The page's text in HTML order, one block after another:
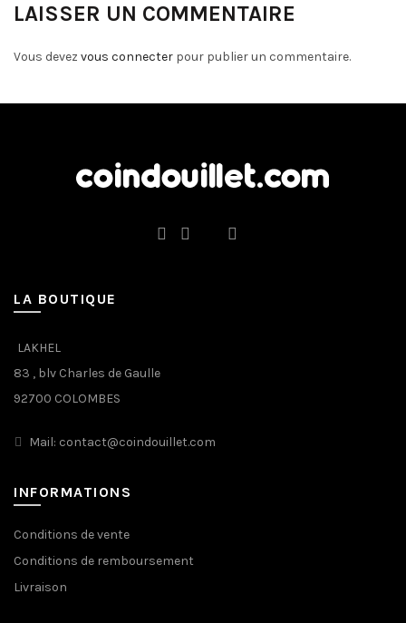
LAISSER UN COMMENTAIRE
Vous devez vous connecter pour publier un commentaire.
LA BOUTIQUE
LAKHEL
83 , blv Charles de Gaulle
92700 COLOMBES
Mail: contact@coindouillet.com
INFORMATIONS
Conditions de vente
Conditions de remboursement
Livraison